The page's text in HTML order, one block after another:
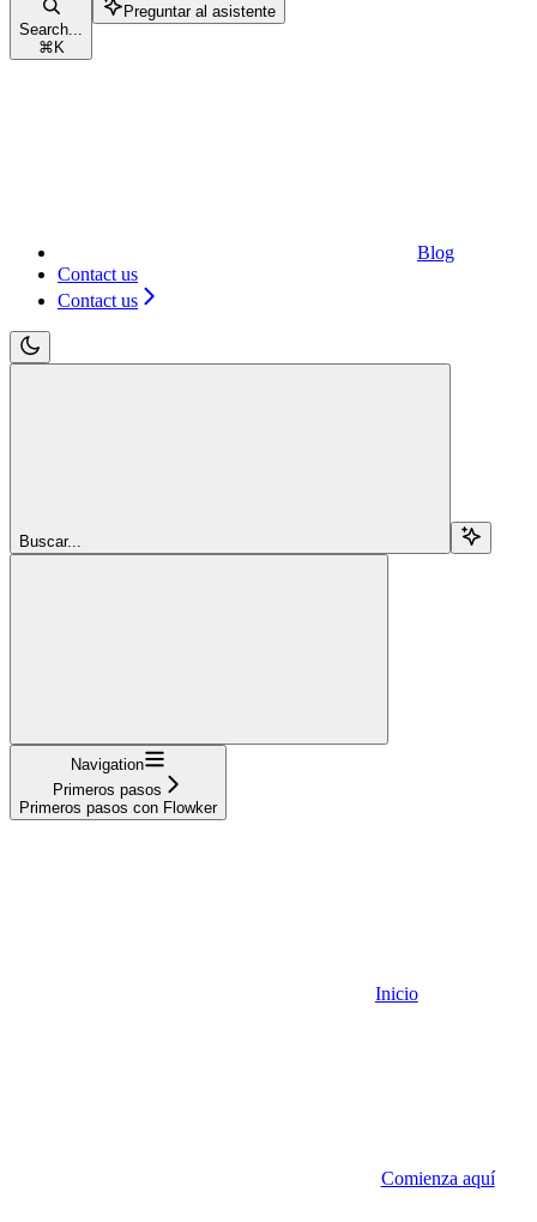
Search...
⌘ K
Preguntar al asistente
Blog
Contact us
Contact us
Buscar...
Navigation
Primeros pasos
Primeros pasos con Flowker
Inicio
Comienza aquí